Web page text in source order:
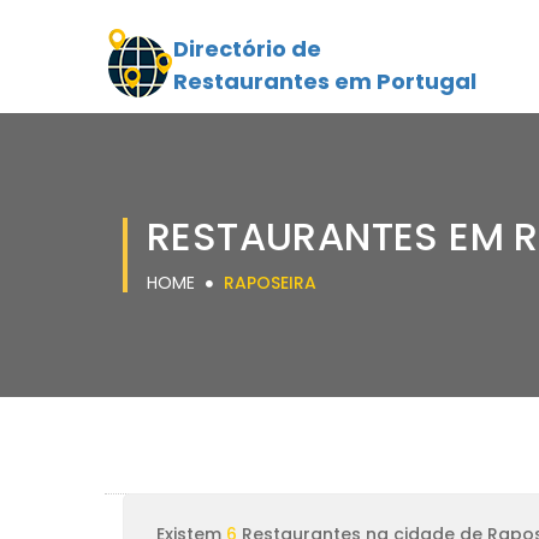
Directório de
Restaurantes em Portugal
RESTAURANTES EM
HOME RAPOSEIRA
Existem 6 Restaurantes na cidade de